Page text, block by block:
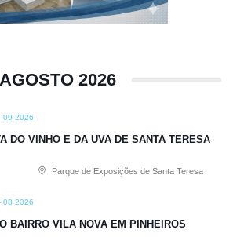
AGOSTO 2026
09 2026
DO VINHO E DA UVA DE SANTA TERESA
Parque de Exposições de Santa Teresa
08 2026
BAIRRO VILA NOVA EM PINHEIROS